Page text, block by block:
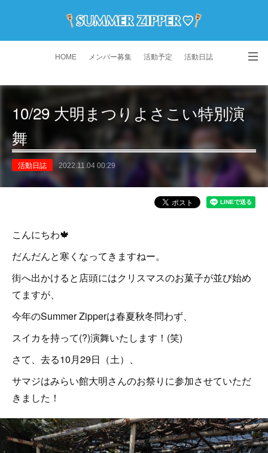
HOME メンバー募集 活動予定 活動日誌
演舞動画 よくある質問 Instagram
10/29 大明まつりよさこい特別演
舞
活動日誌 2022.11.04 00:29
こんにちわ🍁
だんだんと寒くなってきますねー。
街へ出かけると店頭にはクリスマスのお菓子が並び始め
てますが、
今年のSummer Zipperは春夏秋冬問わず、
スイカを持って(?)演舞いたします！(笑)
さて、去る10月29日（土）、
サマジはみらい館大明さんのお祭りに参加させていただ
きました！